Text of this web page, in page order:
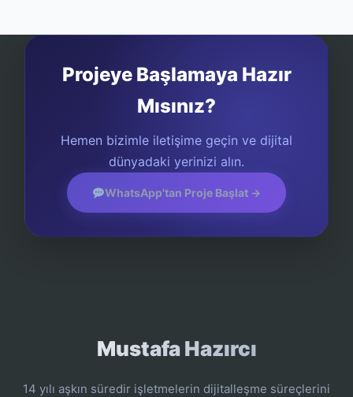
Projeye Başlamaya Hazır
Mısınız?
Hemen bizimle iletişime geçin ve dijital
dünyadaki yerinizi alın.
WhatsApp'tan Proje Başlat →
Mustafa Hazırcı
14 yılı aşkın süredir işletmelerin dijitalleşme süreçlerini